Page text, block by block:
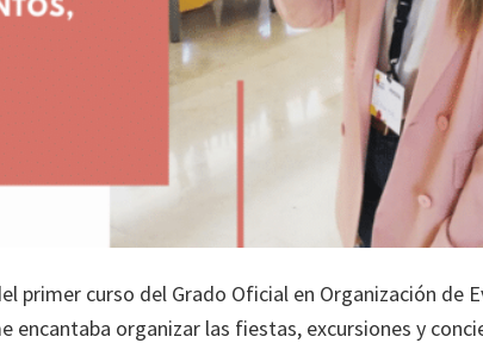
primer curso del Grado Oficial en Organización de
encantaba organizar las fiestas, excursiones y